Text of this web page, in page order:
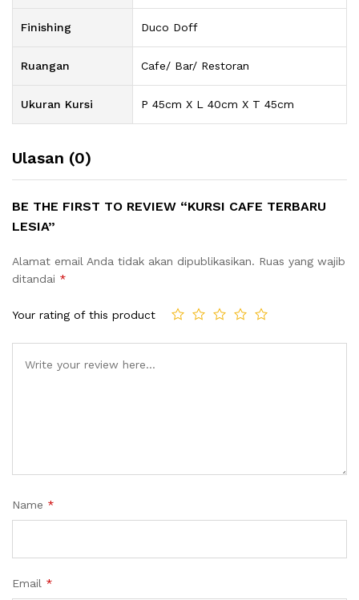
Finishing Duco Doff
Ruangan Cafe/ Bar/ Restoran
Ukuran Kursi P 45cm X L 40cm X T 45cm
Ulasan (0)
BE THE FIRST TO REVIEW “KURSI CAFE TERBARU
LESIA”
Alamat email Anda tidak akan dipublikasikan. Ruas yang wajib
ditandai *
Your rating of this product
Name *
Email *